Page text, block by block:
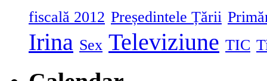
fiscală 2012 Președintele Țării
Irina Sex Televiziune TIC